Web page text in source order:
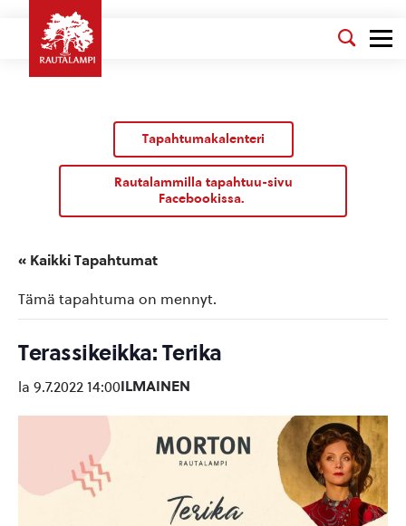
Tapahtumakalenteri
Rautalammilla tapahtuu-sivu
Facebookissa.
« Kaikki Tapahtumat
Tämä tapahtuma on mennyt.
Terassikeikka: Terika
la 9.7.2022 14:00ILMAINEN